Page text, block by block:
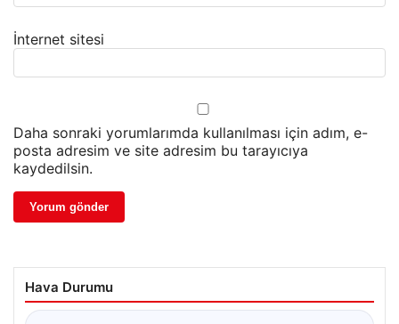
İnternet sitesi
Daha sonraki yorumlarımda kullanılması için adım, e-
posta adresim ve site adresim bu tarayıcıya
kaydedilsin.
Hava Durumu